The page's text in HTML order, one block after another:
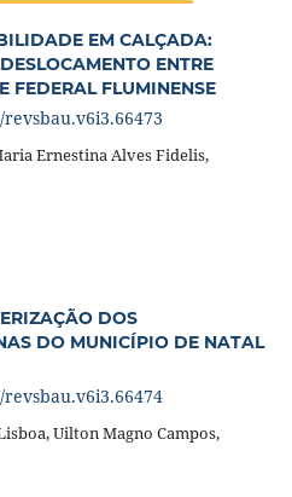
EM CALÇADA:
ENTRE
FEDERAL FLUMINENSE
Ernestina Alves Fidelis,
DOS
DO MUNICÍPIO DE NATAL
Uilton Magno Campos,